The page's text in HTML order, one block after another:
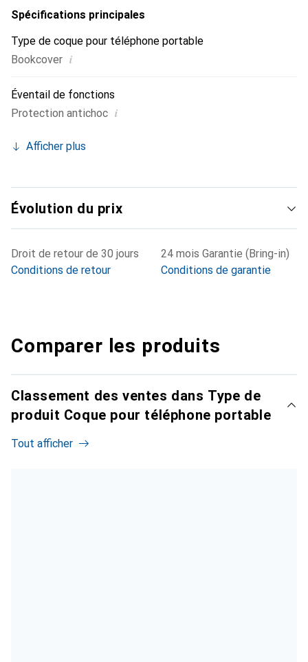
Spécifications principales
Type de coque pour téléphone portable
Bookcover i
Éventail de fonctions
Protection antichoc i
Afficher plus
Évolution du prix
Droit de retour de 30 jours
Conditions de retour
24 mois Garantie (Bring-in)
Conditions de garantie
Comparer les produits
Classement des ventes dans Type de
produit Coque pour téléphone portable
Tout afficher